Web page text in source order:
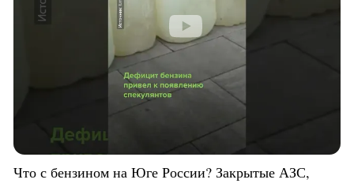
Что с бензином на Юге России? Закрытые АЗС,